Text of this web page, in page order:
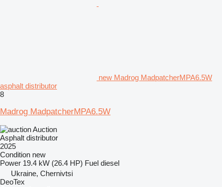
new Madrog MadpatcherMPA6.5W
asphalt distributor
8
Madrog MadpatcherMPA6.5W
Auction
Asphalt distributor
2025
Condition new
Power 19.4 kW (26.4 HP) Fuel diesel
Ukraine, Chernivtsi
DeoTex